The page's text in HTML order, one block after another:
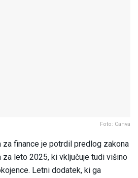
Foto: Canva
za finance je potrdil predlog zakona
za leto 2025, ki vključuje tudi višino
Letni dodatek, ki ga